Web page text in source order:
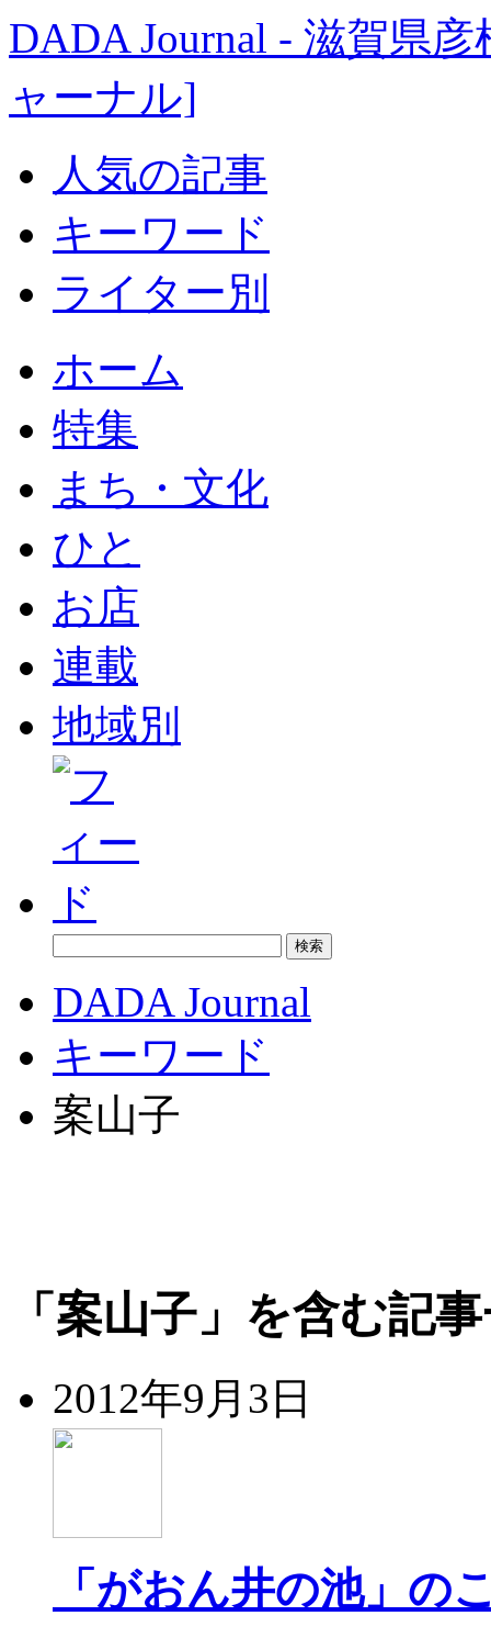
DADA Journal - 滋賀県
ャーナル]
人気の記事
キーワード
ライター別
ホーム
特集
まち・文化
ひと
お店
連載
地域別
DADA Journal
キーワード
案山子
「案山子」を含む記
2012年9月3日
「がおん井の池」の